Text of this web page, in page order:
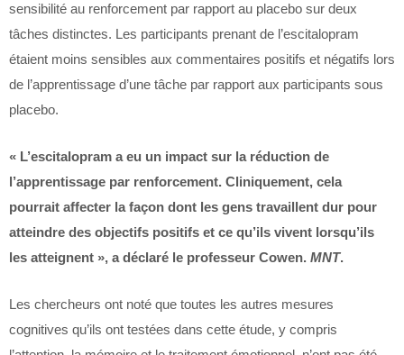
sensibilité au renforcement par rapport au placebo sur deux
tâches distinctes. Les participants prenant de l’escitalopram
étaient moins sensibles aux commentaires positifs et négatifs lors
de l’apprentissage d’une tâche par rapport aux participants sous
placebo.
« L’escitalopram a eu un impact sur la réduction de
l’apprentissage par renforcement. Cliniquement, cela
pourrait affecter la façon dont les gens travaillent dur pour
atteindre des objectifs positifs et ce qu’ils vivent lorsqu’ils
les atteignent », a déclaré le professeur Cowen. MNT.
Les chercheurs ont noté que toutes les autres mesures
cognitives qu’ils ont testées dans cette étude, y compris